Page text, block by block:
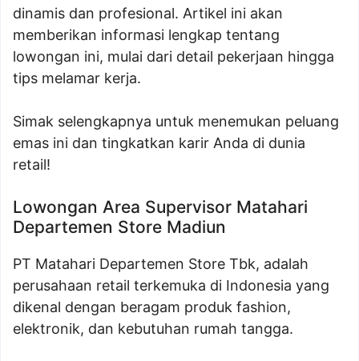
dinamis dan profesional. Artikel ini akan
memberikan informasi lengkap tentang
lowongan ini, mulai dari detail pekerjaan hingga
tips melamar kerja.
Simak selengkapnya untuk menemukan peluang
emas ini dan tingkatkan karir Anda di dunia
retail!
Lowongan Area Supervisor Matahari
Departemen Store Madiun
PT Matahari Departemen Store Tbk, adalah
perusahaan retail terkemuka di Indonesia yang
dikenal dengan beragam produk fashion,
elektronik, dan kebutuhan rumah tangga.